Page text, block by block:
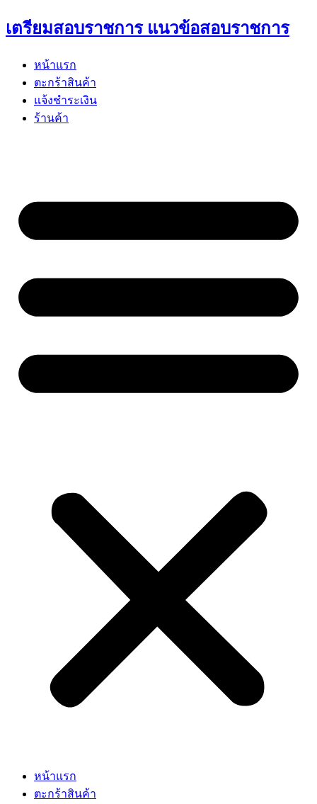
Skip
to
เตรียมสอบราชการ แนวข้อสอบราชการ
หน้าแรก
ตะกร้าสินค้า
แจ้งชำระเงิน
ร้านค้า
หน้าแรก
ตะกร้าสินค้า